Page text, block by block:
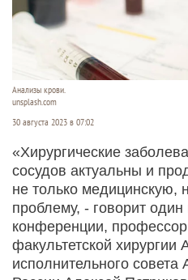
Анализы крови.
unsplash.com
30 августа 2023 в 07:02
«Хирургические
сосудов актуальны и
не только медицинскую,
проблему, - говорит один
конференции,
факультетской
исполнительного